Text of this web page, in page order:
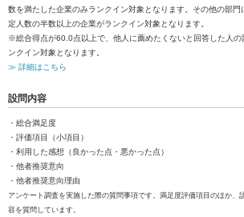
数を満たした企業のみランクイン対象となります。その他の部門
定人数の半数以上の企業がランクイン対象となります。
※総合得点が60.0点以上で、他人に薦めたくないと回答した人の
ンクイン対象となります。
≫ 詳細はこちら
設問内容
・総合満足度
・評価項目（小項目）
・利用した感想（良かった点・悪かった点）
・他者推奨意向
・他者推奨意向理由
アンケート調査を実施した際の質問事項です。満足度評価項目のほか、
容を質問しています。